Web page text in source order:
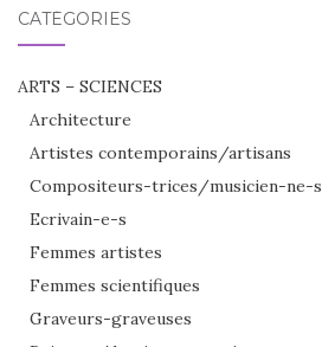
CATÉGORIES
ARTS – SCIENCES
Architecture
Artistes contemporains/artisans
Compositeurs-trices/musicien-ne-s
Ecrivain-e-s
Femmes artistes
Femmes scientifiques
Graveurs-graveuses